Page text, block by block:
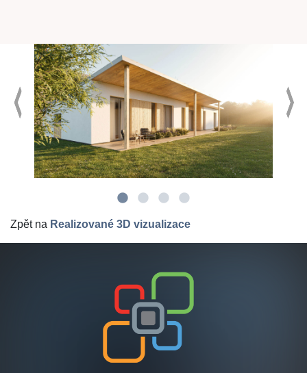
Zpět na Realizované 3D vizualizace